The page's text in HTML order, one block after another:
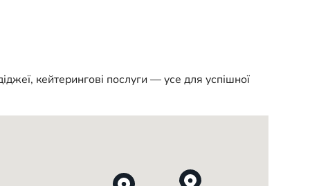
кейтерингові послуги — усе для успішної